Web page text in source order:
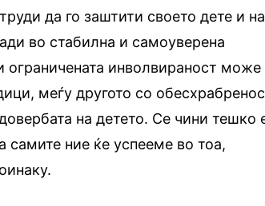
да го заштити своето дете и на
во стабилна и самоуверена
ограничената инволвираност може
меѓу другото со
на детето. Се чини тешко
самите ние ќе успееме во тоа,